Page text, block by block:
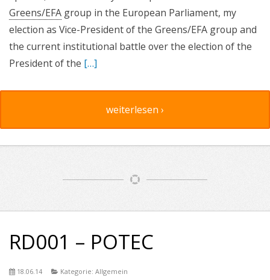
Greens/EFA group in the European Parliament, my
election as Vice-President of the Greens/EFA group and
the current institutional battle over the election of the
President of the […]
weiterlesen ›
RD001 – POTEC
18.06.14 Kategorie: Allgemein